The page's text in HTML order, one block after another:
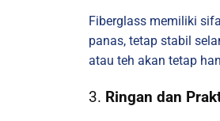
Fiberglass memiliki
panas, tetap stabil
atau teh akan tetap
3. Ringan dan